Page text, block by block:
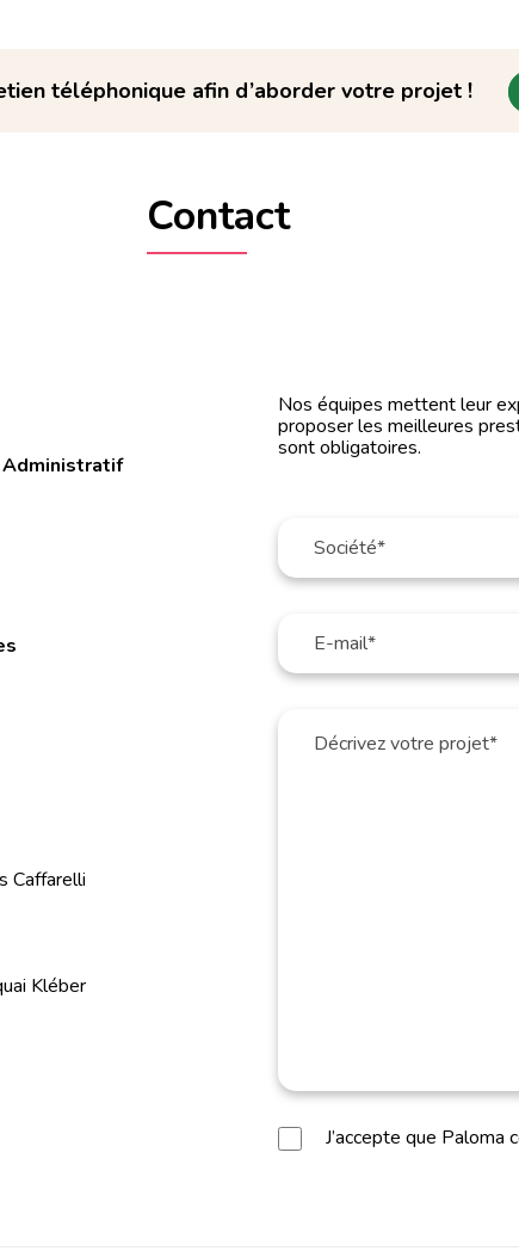
téléphonique afin d’aborder votre projet !
Contact
Administratif
Caffarelli
Kléber
Nos équipes mettent leur
proposer les meilleures
sont obligatoires.
J’accepte que